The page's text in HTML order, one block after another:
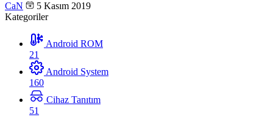
CaN
5 Kasım 2019
Kategoriler
Android ROM
21
Android System
160
Cihaz Tanıtım
51